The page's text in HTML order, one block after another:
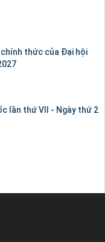
thức của Đại hội
lần thứ VII - Ngày thứ 2